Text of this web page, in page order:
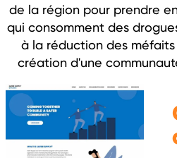
de la région pour prendre
qui consomment des
à la réduction des
création d'une